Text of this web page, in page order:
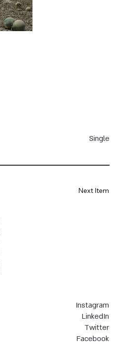
Single
Next Item
Instagram
LinkedIn
Twitter
Facebook